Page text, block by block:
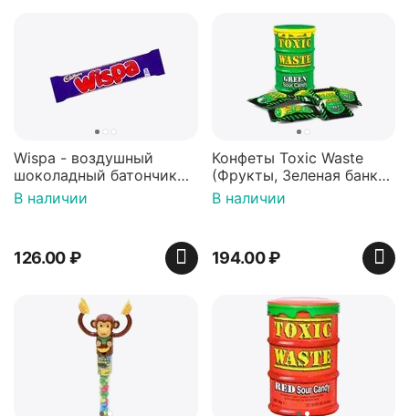
Wispa - воздушный
шоколадный батончик
36 гр
В наличии
126.00₽
Конфеты Toxic Waste
(Фрукты, Зеленая банка,
42 гр).
В наличии
194.00₽